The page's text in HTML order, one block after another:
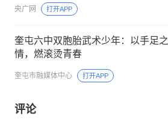
央广网 打开APP
奎屯六中双胞胎武术少年：以手足之
情，燃滚烫青春
奎屯市融媒体中心 打开APP
评论